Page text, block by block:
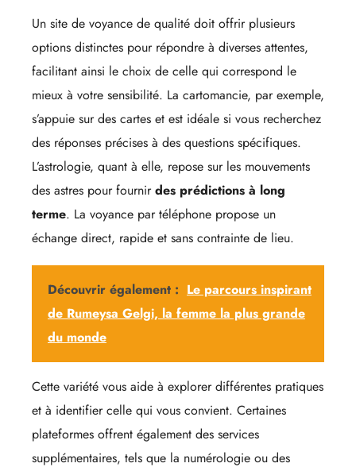
Un site de voyance de qualité doit offrir plusieurs
options distinctes pour répondre à diverses attentes,
facilitant ainsi le choix de celle qui correspond le
mieux à votre sensibilité. La cartomancie, par exemple,
s’appuie sur des cartes et est idéale si vous recherchez
des réponses précises à des questions spécifiques.
L’astrologie, quant à elle, repose sur les mouvements
des astres pour fournirdes prédictions à long
terme. La voyance par téléphone propose un
échange direct, rapide et sans contrainte de lieu.
Découvrir également : Le parcours inspirant
de Rumeysa Gelgi, la femme la plus grande
du monde
Cette variété vous aide à explorer différentes pratiques
et à identifier celle qui vous convient. Certaines
plateformes offrent également des services
supplémentaires, tels que la numérologie ou des